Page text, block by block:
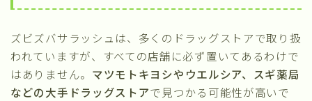
ズビズバサラッシュは、多くのドラッグストアで取り扱
われていますが、すべての店舗に必ず置いてあるわけで
はありません。 マツモトキヨシやウエルシア、スギ薬局
などの大手ドラッグストアで見つかる可能性が高いで